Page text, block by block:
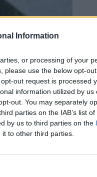
Information
or processing of your
please use the below opt-
out request is processed
information utilized by us
out. You may separately
parties on the IAB’s list
by us to third parties on the
to other third parties.